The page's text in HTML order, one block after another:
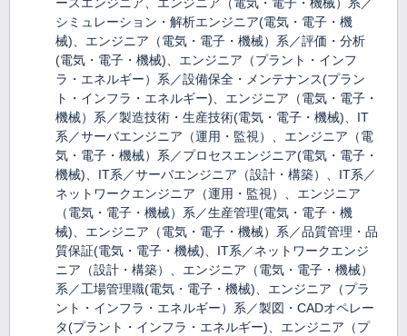
ースエンジニア、エンジニア（電気・電子・機械）系／
シミュレーション・解析エンジニア(電気・電子・機
械)、エンジニア（電気・電子・機械）系／評価・分析
(電気・電子・機械)、エンジニア（プラント・インフ
ラ・エネルギー）系／設備保全・メンテナンス(プラン
ト・インフラ・エネルギー)、エンジニア（電気・電子・
機械）系／製造技術・生産技術(電気・電子・機械)、IT
系／サーバエンジニア（運用・監視）、エンジニア（電
気・電子・機械）系／プロセスエンジニア(電気・電子・
機械)、IT系／サーバエンジニア（設計・構築）、IT系／
ネットワークエンジニア（運用・監視）、エンジニア
（電気・電子・機械）系／生産管理(電気・電子・機
械)、エンジニア（電気・電子・機械）系／品質管理・品
質保証(電気・電子・機械)、IT系／ネットワークエンジ
ニア（設計・構築）、エンジニア（電気・電子・機械）
系／工場管理職(電気・電子・機械)、エンジニア（プラ
ント・インフラ・エネルギー）系／製図・CADオペレー
タ(プラント・インフラ・エネルギー)、エンジニア（プ